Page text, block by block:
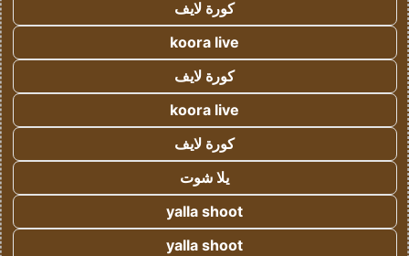
كورة لايف
koora live
كورة لايف
koora live
كورة لايف
يلا شوت
yalla shoot
yalla shoot